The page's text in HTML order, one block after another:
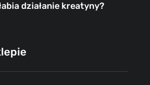
działanie kreatyny?